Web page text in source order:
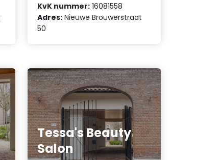
KvK nummer: 16081558
Adres: Nieuwe Brouwerstraat
50
Tessa's Beauty
Salon